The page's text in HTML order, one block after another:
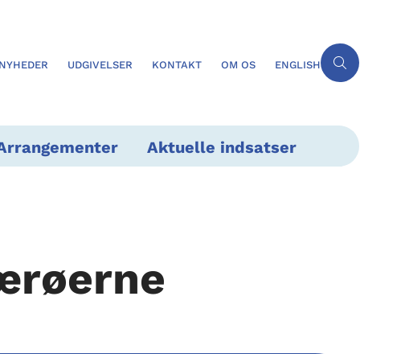
NYHEDER UDGIVELSER KONTAKT OM OS ENGLISH
Aktuelle indsatser